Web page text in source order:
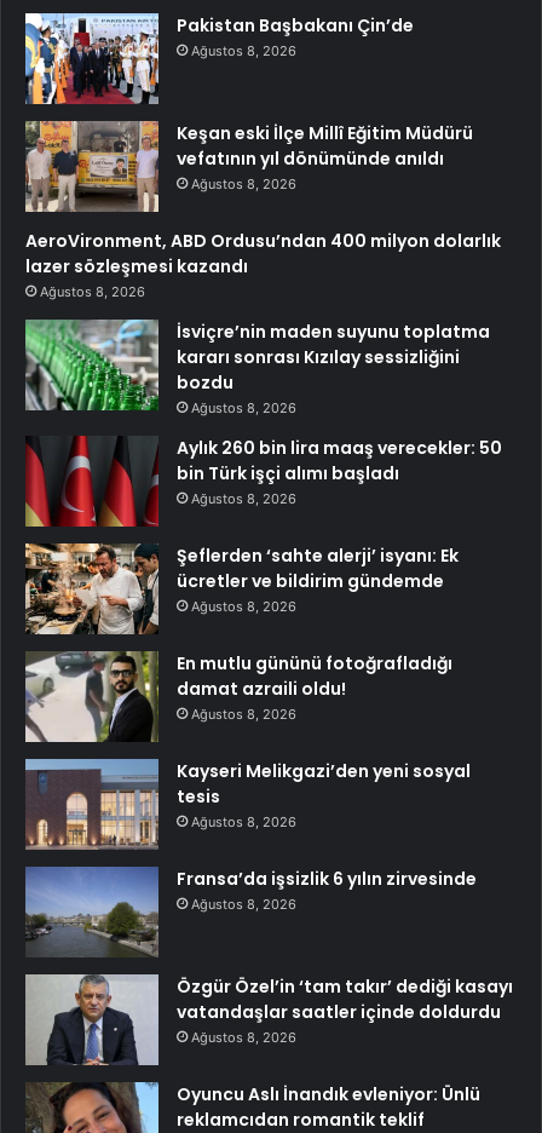
Pakistan Başbakanı Çin’de
Ağustos 8, 2026
Keşan eski İlçe Millî Eğitim Müdürü
vefatının yıl dönümünde anıldı
Ağustos 8, 2026
AeroVironment, ABD Ordusu’ndan 400 milyon dolarlık
lazer sözleşmesi kazandı
Ağustos 8, 2026
İsviçre’nin maden suyunu toplatma
kararı sonrası Kızılay sessizliğini
bozdu
Ağustos 8, 2026
Aylık 260 bin lira maaş verecekler: 50
bin Türk işçi alımı başladı
Ağustos 8, 2026
Şeflerden ‘sahte alerji’ isyanı: Ek
ücretler ve bildirim gündemde
Ağustos 8, 2026
En mutlu gününü fotoğrafladığı
damat azraili oldu!
Ağustos 8, 2026
Kayseri Melikgazi’den yeni sosyal
tesis
Ağustos 8, 2026
Fransa’da işsizlik 6 yılın zirvesinde
Ağustos 8, 2026
Özgür Özel’in ‘tam takır’ dediği kasayı
vatandaşlar saatler içinde doldurdu
Ağustos 8, 2026
Oyuncu Aslı İnandık evleniyor: Ünlü
reklamcıdan romantik teklif